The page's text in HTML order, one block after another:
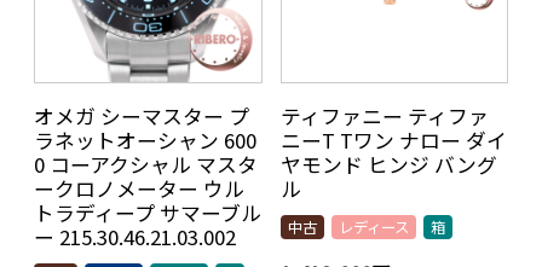
オメガ シーマスター プ
ラネットオーシャン 600
0 コーアクシャル マスタ
ークロノメーター ウル
トラディープ サマーブル
ー 215.30.46.21.03.002
ティファニー ティファ
ニーT Tワン ナロー ダイ
ヤモンド ヒンジ バング
ル
中古 レディース 箱